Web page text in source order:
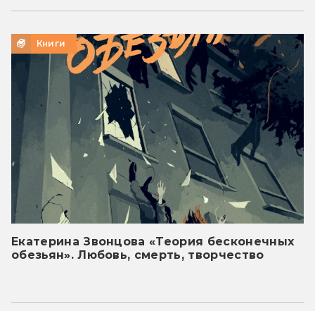
Книги
Екатерина Звонцова «Теория бесконечных
обезьян». Любовь, смерть, творчество